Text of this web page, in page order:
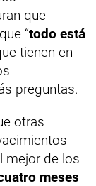
que
“todo está
tienen en
preguntas.
otras
mejor de los
meses